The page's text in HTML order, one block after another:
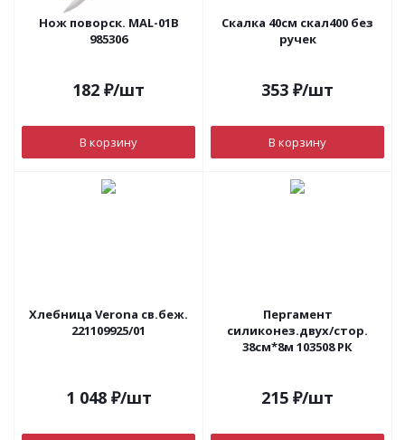
Нож поворск. MAL-01B
985306
182 ₽/шт
В корзину
Скалка 40см скал400 без
ручек
353 ₽/шт
В корзину
Хлебница Verona св.беж.
221109925/01
1 048₽/шт
Пергамент
силиконез.двух/стор.
38см*8м 103508 РК
215 ₽/шт